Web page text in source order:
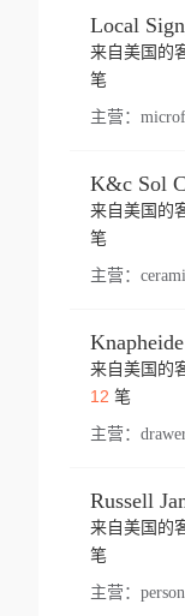
Local
来自美国的
笔
主营：
K&c Sol
来自美国的
笔
主营：
来自美国的
12 笔
主营：
来自美国的
笔
主营：